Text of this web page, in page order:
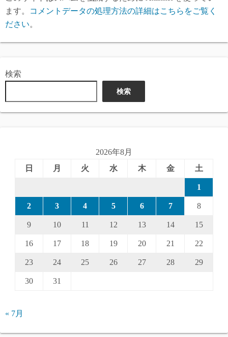
ます。
コメントデータの処理方法の詳細はこちらをご覧く
ださい。
検索
検索
2026年8月
日
月 火 水 木 金 土
1
2 3 4 5 6 7 8
9 10 11 12 13 14 15
16 17 18 19 20 21 22
23 24 25 26 27 28 29
30 31
« 7月